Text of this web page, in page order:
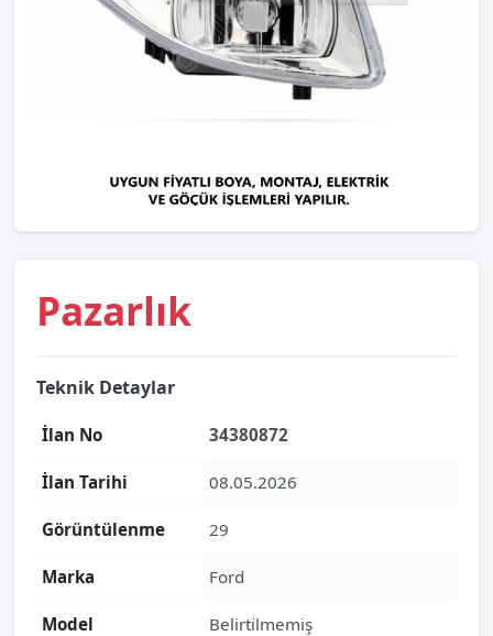
Pazarlık
Teknik Detaylar
İlan No 34380872
İlan Tarihi 08.05.2026
Görüntülenme 29
Marka Ford
Model Belirtilmemiş